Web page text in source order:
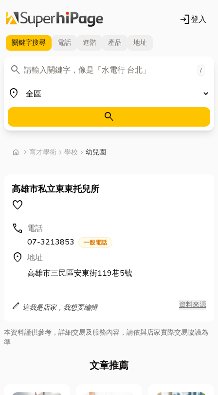
login登入
關鍵字搜尋 電話 進階 產品 地址
search
關鍵字 /
place
地區
search
home chevron_right 首頁
育才學術 chevron_right 學校 chevron_right 幼兒園
高雄市私立東東托兒所
favorite
call 電話
07-3213853
一般電話
location_on 地址
高雄市三民區安東街119巷5號
edit 這我是店家，我想要編輯 資料來源
本資料謹供參考，詳細交易及服務內容，請依與店家實際交易協議為
準
文章推薦